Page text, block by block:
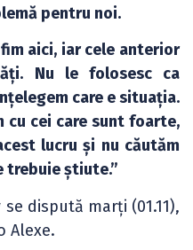
pentru noi.
aici, iar cele anterior
Nu le folosesc ca
care e situația.
cu cei care sunt foarte,
lucru și nu căutăm
trebuie știute.”
dispută marți (01.11),
Alexe.